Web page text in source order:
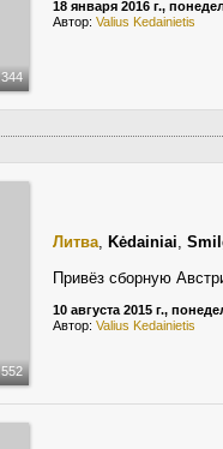
344
18 января 2016 г.,
Автор: Valius Kedainietis
552
Литва, Kėdainiai,
Привёз сборную
10 августа 2015 г.,
Автор: Valius Kedainietis